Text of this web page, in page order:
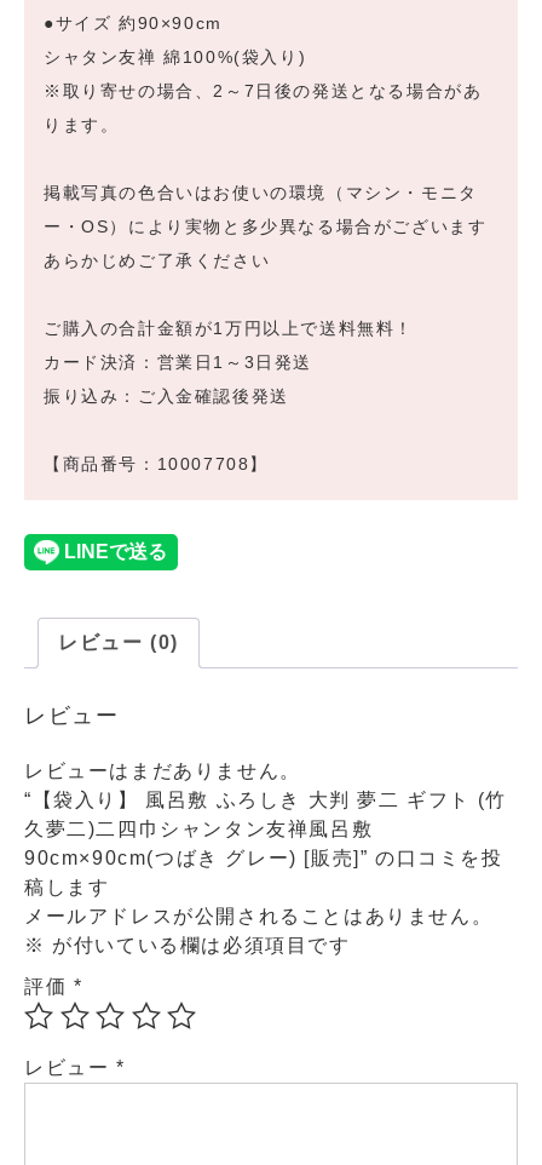
●サイズ 約90×90cm
シャタン友禅 綿100%(袋入り)
※取り寄せの場合、2～7日後の発送となる場合があ
ります。
掲載写真の色合いはお使いの環境（マシン・モニタ
ー・OS）により実物と多少異なる場合がございます
あらかじめご了承ください
ご購入の合計金額が1万円以上で送料無料！
カード決済：営業日1～3日発送
振り込み：ご入金確認後発送
【商品番号：10007708】
レビュー (0)
レビュー
レビューはまだありません。
“【袋入り】 風呂敷 ふろしき 大判 夢二 ギフト (竹
久夢二)二四巾シャンタン友禅風呂敷
90cm×90cm(つばき グレー) [販売]” の口コミを投
稿します
メールアドレスが公開されることはありません。
※ が付いている欄は必須項目です
評価 *
レビュー *